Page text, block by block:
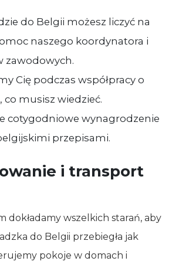
do Belgii możesz liczyć na
naszego koordynatora i
zawodowych.
Cię podczas współpracy o
co musisz wiedzieć.
cotygodniowe wynagrodzenie
przepisami.
i transport
dokładamy wszelkich starań, aby
do Belgii przebiegła jak
pokoje w domach i